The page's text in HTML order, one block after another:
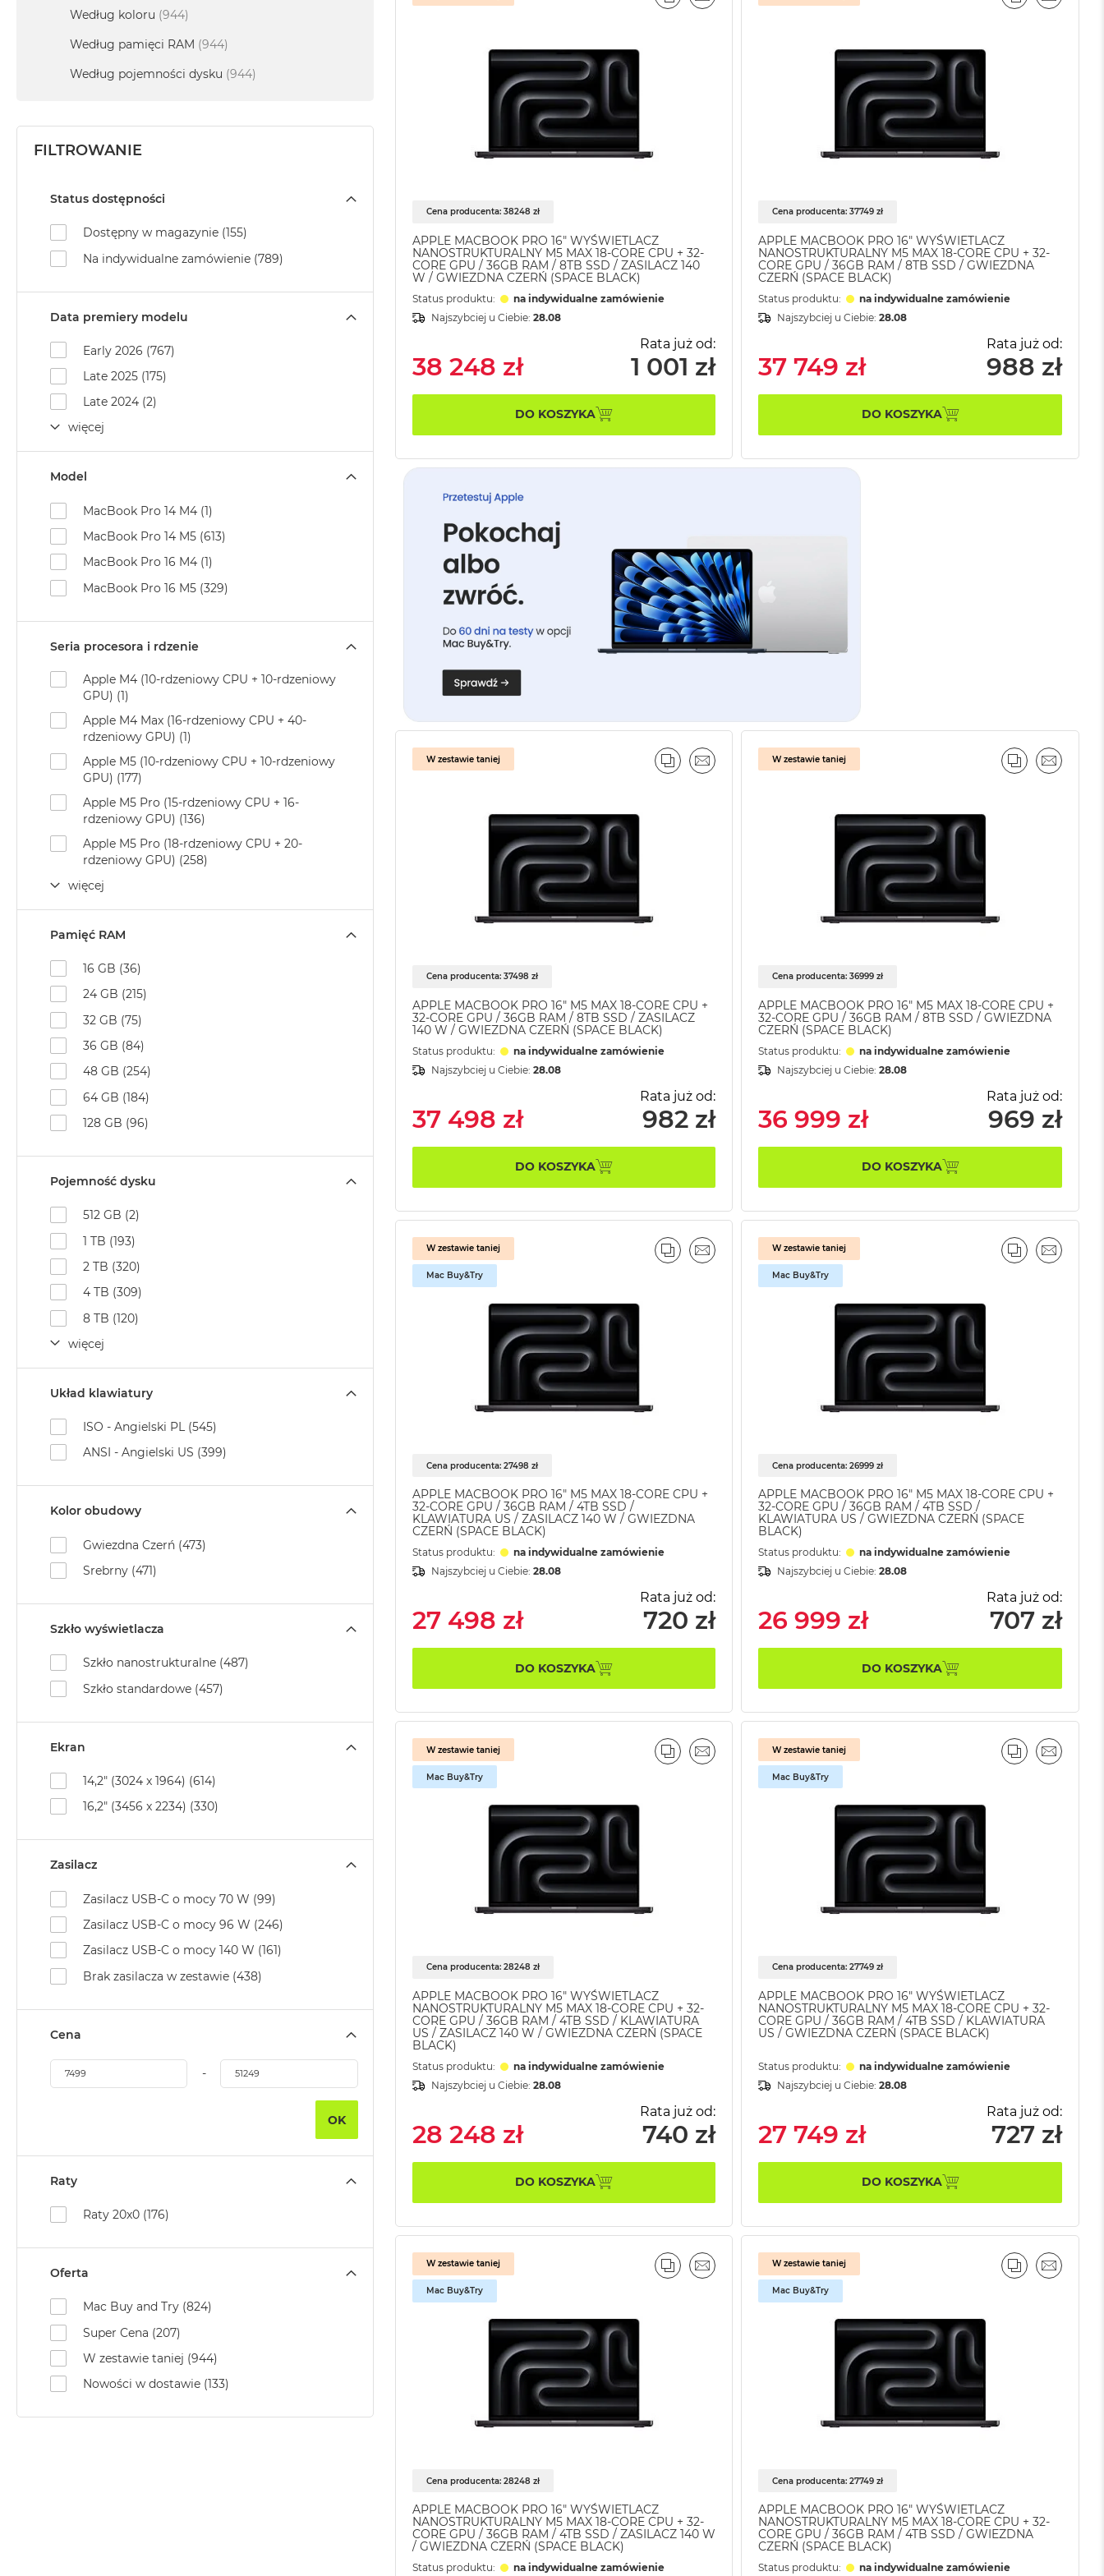
MacBook
Indygo
MacBook
pojemności
MacBook
MacBook
512GB
MacBook
MacBook
MacBook
MacBook
MacBook
koloru
MacBook
Błękitny
MacBook
szarość
Poświata
MacBook
Północ
MacBook
Srebrny
MacBook
Złoty
Według
pamięci
RAM
MacBook
8GB
RAM
MacBook
24GB
RAM
MacBook
RAM
Według
dysku
MacBook
MacBook
512GB
MacBook
1TB
MacBook
4TB
MacBook
MacBook
14
MacBook
Pro
Gwiezdna
MacBook
szarość
MacBook
Pro
Srebrny
Według
Cena producenta: 38248 zł
APPLE MACBOOK PRO 16" WYŚWIETLACZ
NANOSTRUKTURALNY M5 MAX 18-CORE CPU + 32-
CORE GPU / 36GB RAM / 8TB SSD / ZASILACZ 140
W / GWIEZDNA CZERŃ (SPACE BLACK)
Status produktu:
na indywidualne zamówienie
Najszybciej u Ciebie: 28.08
38 248 zł
Rata już od:
1 001 zł
DO KOSZYKA
Cena producenta: 37749 zł
APPLE MACBOOK PRO 16" WYŚWIETLACZ
NANOSTRUKTURALNY M5 MAX 18-CORE CPU + 32-
CORE GPU / 36GB RAM / 8TB SSD / GWIEZDNA
CZERŃ (SPACE BLACK)
Status produktu:
na indywidualne zamówienie
Najszybciej u Ciebie:28.08
37 749 zł
Rata już od:
988 zł
DO KOSZYKA
Cena producenta: 37498 zł
W zestawie taniej
APPLE MACBOOK PRO 16" M5 MAX 18-CORE CPU +
32-CORE GPU / 36GB RAM / 8TB SSD / ZASILACZ
140 W / GWIEZDNA CZERŃ (SPACE BLACK)
Status produktu:
na indywidualne zamówienie
Najszybciej u Ciebie: 28.08
37 498 zł
Rata już od:
982 zł
DO KOSZYKA
PORÓWNAJ
EMAIL
Cena producenta: 36999 zł
W zestawie taniej
APPLE MACBOOK PRO 16" M5 MAX 18-CORE CPU +
32-CORE GPU / 36GB RAM / 8TB SSD / GWIEZDNA
CZERŃ (SPACE BLACK)
Status produktu:
na indywidualne zamówienie
Najszybciej u Ciebie:28.08
36 999 zł
Rata już od:
969 zł
DO KOSZYKA
PORÓWNAJ
EMAIL
W zestawie taniej
Mac Buy&Try
Cena producenta: 27498 zł
APPLE MACBOOK PRO 16" M5 MAX 18-CORE CPU +
32-CORE GPU / 36GB RAM / 4TB SSD /
KLAWIATURA US / ZASILACZ 140 W / GWIEZDNA
CZERŃ (SPACE BLACK)
Status produktu:
na indywidualne zamówienie
Najszybciej u Ciebie: 28.08
27 498 zł
Rata już od:
720 zł
DO KOSZYKA
PORÓWNAJ
EMAIL
W zestawie taniej
Mac Buy&Try
Cena producenta: 26999 zł
APPLE MACBOOK PRO 16" M5 MAX 18-CORE CPU +
32-CORE GPU / 36GB RAM / 4TB SSD /
KLAWIATURA US / GWIEZDNA CZERŃ (SPACE
BLACK)
Status produktu:
na indywidualne zamówienie
Najszybciej u Ciebie:28.08
26 999 zł
Rata już od:
707 zł
DO KOSZYKA
PORÓWNAJ
EMAIL
W zestawie taniej
Mac Buy&Try
Cena producenta: 28248 zł
APPLE MACBOOK PRO 16" WYŚWIETLACZ
NANOSTRUKTURALNY M5 MAX 18-CORE CPU + 32-
CORE GPU / 36GB RAM / 4TB SSD / KLAWIATURA
US / ZASILACZ 140 W / GWIEZDNA CZERŃ (SPACE
BLACK)
Status produktu:
na indywidualne zamówienie
Najszybciej u Ciebie: 28.08
28 248 zł
Rata już od:
740 zł
DO KOSZYKA
PORÓWNAJ
EMAIL
W zestawie taniej
Mac Buy&Try
Cena producenta: 27749 zł
APPLE MACBOOK PRO 16" WYŚWIETLACZ
NANOSTRUKTURALNY M5 MAX 18-CORE CPU + 32-
CORE GPU / 36GB RAM / 4TB SSD / KLAWIATURA
US / GWIEZDNA CZERŃ (SPACE BLACK)
Status produktu:
na indywidualne zamówienie
Najszybciej u Ciebie:28.08
27 749 zł
Rata już od:
727 zł
DO KOSZYKA
PORÓWNAJ
EMAIL
W zestawie taniej
Mac Buy&Try
Cena producenta: 28248 zł
APPLE MACBOOK PRO 16" WYŚWIETLACZ
NANOSTRUKTURALNY M5 MAX 18-CORE CPU + 32-
CORE GPU / 36GB RAM / 4TB SSD / ZASILACZ 140 W
/ GWIEZDNA CZERŃ (SPACE BLACK)
Status produktu: na indywidualne zamówienie
PORÓWNAJ
EMAIL
Cena producenta: 27749 zł
W zestawie taniej
Mac Buy&Try
APPLE MACBOOK PRO 16" WYŚWIETLACZ
NANOSTRUKTURALNY M5 MAX 18-CORE CPU + 32-
CORE GPU / 36GB RAM / 4TB SSD / GWIEZDNA
CZERŃ (SPACE BLACK)
Status produktu: na indywidualne zamówienie
PORÓWNAJ
EMAIL
Według koloru (944)
Według pamięci RAM (944)
Według pojemności dysku (944)
FILTROWANIE
Status dostępności
Dostępny w magazynie (155)
Na indywidualne zamówienie (789)
Data premiery modelu
Early 2026
Late 2025 (175)
Late 2024 (2)
więcej
Model
MacBook Pro 14 M4 (1)
MacBook Pro 14 M5 (613)
MacBook Pro 16 M4 (1)
MacBook Pro 16 M5 (329)
Seria procesora i rdzenie
Apple M4 (10-rdzeniowy CPU + 10-rdzeniowy
GPU) (1)
Apple M4 Max (16-rdzeniowy CPU + 40-
rdzeniowy GPU) (1)
Apple M5 (10-rdzeniowy CPU + 10-rdzeniowy
GPU) (177)
Apple M5 Pro (15-rdzeniowy CPU + 16-
rdzeniowy GPU) (136)
Apple M5 Pro (18-rdzeniowy CPU + 20-
rdzeniowy GPU) (258)
więcej
Pamięć RAM
16 GB (36)
24 GB (215)
32 GB (75)
36 GB (84)
48 GB (254)
64 GB (184)
128 GB (96)
Pojemność dysku
512 GB (2)
1 TB (193)
2 TB (320)
4 TB (309)
8 TB (120)
więcej
Układ klawiatury
ISO - Angielski PL (545)
ANSI - Angielski US (399)
Kolor obudowy
Gwiezdna Czerń (473)
Srebrny (471)
Szkło wyświetlacza
Szkło nanostrukturalne (487)
Szkło standardowe (457)
Ekran
14,2" (3024 x 1964) (614)
16,2" (3456 x 2234) (330)
Zasilacz
Zasilacz USB‑C o mocy 70 W (99)
Zasilacz USB‑C o mocy 96 W (246)
Zasilacz USB‑C o mocy 140 W (161)
Brak zasilacza w zestawie (438)
Cena
-
OK
Raty
Raty 20x0 (176)
Oferta
Mac Buy and Try (824)
Super Cena (207)
W zestawie taniej (944)
Nowości w dostawie (133)